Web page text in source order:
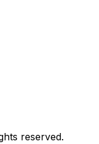
reserved.